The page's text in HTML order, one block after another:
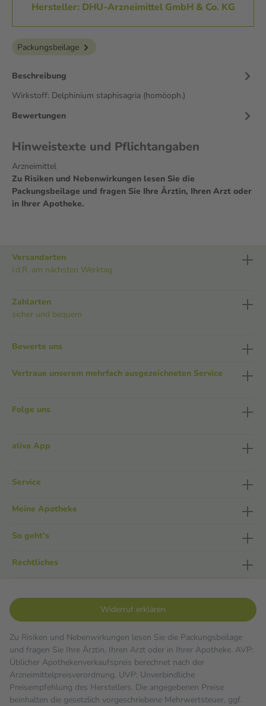
Hersteller: DHU-Arzneimittel GmbH & Co. KG
Packungsbeilage
Beschreibung
Wirkstoff: Delphinium staphisagria (homöoph.)
Bewertungen
Hinweistexte und Pflichtangaben
Arzneimittel
Zu Risiken und Nebenwirkungen lesen Sie die
Packungsbeilage und fragen Sie Ihre Ärztin, Ihren Arzt oder
in Ihrer Apotheke.
Versandarten
i.d.R. am nächsten Werktag
Zahlarten
sicher und bequem
Bewerte uns
Vertraue unserem mehrfach ausgezeichneten Service
Folge uns
aliva App
Service
Meine Apotheke
So geht's
Rechtliches
Widerruf erklären
Zu Risiken und Nebenwirkungen lesen Sie die Packungsbeilage
und fragen Sie Ihre Ärztin, Ihren Arzt oder in Ihrer Apotheke. AVP:
Üblicher Apothekenverkaufspreis berechnet nach der
Arzneimittelpreisverordnung. UVP: Unverbindliche
Preisempfehlung des Herstellers. Die angegebenen Preise
beinhalten die gesetzlich vorgeschriebene Mehrwertsteuer, ggf.